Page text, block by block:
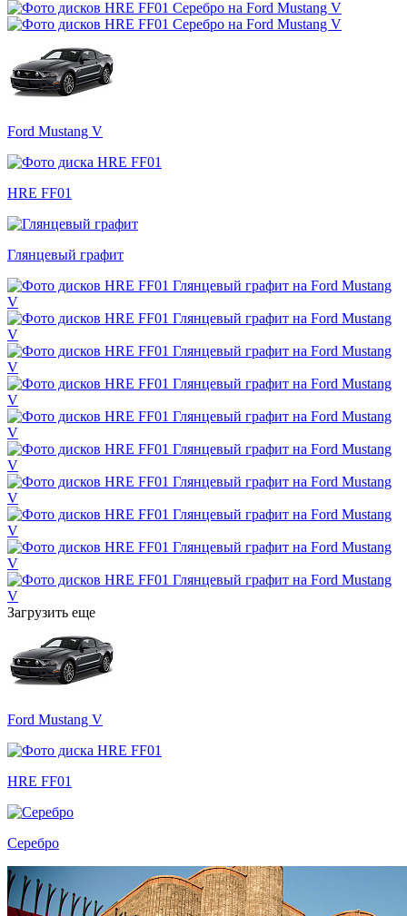
Ford Mustang V
HRE FF01
Глянцевый графит
Загрузить еще
Ford Mustang V
HRE FF01
Серебро